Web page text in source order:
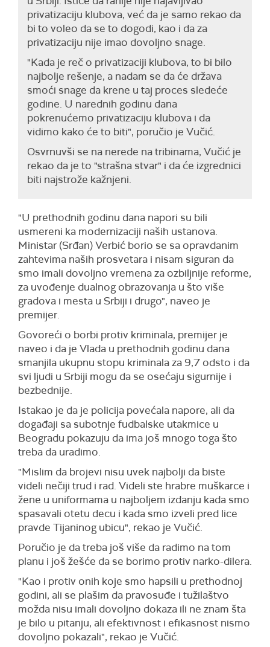
privatizaciju klubova, već da je samo rekao da
bi to voleo da se to dogodi, kao i da za
privatizaciju nije imao dovoljno snage.
"Kada je reč o privatizaciji klubova, to bi bilo
najbolje rešenje, a nadam se da će država
smoći snage da krene u taj proces sledeće
godine. U narednih godinu dana
pokrenućemo privatizaciju klubova i da
vidimo kako će to biti", poručio je Vučić.
Osvrnuvši se na nerede na tribinama, Vučić je
rekao da je to "strašna stvar" i da će izgrednici
biti najstrože kažnjeni.
"U prethodnih godinu dana napori su bili
usmereni ka modernizaciji naših ustanova.
Ministar (Srđan) Verbić borio se sa opravdanim
zahtevima naših prosvetara i nisam siguran da
smo imali dovoljno vremena za ozbiljnije reforme,
za uvođenje dualnog obrazovanja u što više
gradova i mesta u Srbiji i drugo", naveo je
premijer.
Govoreći o borbi protiv kriminala, premijer je
naveo i da je Vlada u prethodnih godinu dana
smanjila ukupnu stopu kriminala za 9,7 odsto i da
svi ljudi u Srbiji mogu da se osećaju sigurnije i
bezbednije.
Istakao je da je policija povećala napore, ali da
događaji sa subotnje fudbalske utakmice u
Beogradu pokazuju da ima još mnogo toga što
treba da uradimo.
"Mislim da brojevi nisu uvek najbolji da biste
videli nečiji trud i rad. Videli ste hrabre muškarce i
žene u uniformama u najboljem izdanju kada smo
spasavali otetu decu i kada smo izveli pred lice
pravde Tijaninog ubicu", rekao je Vučić.
Poručio je da treba još više da radimo na tom
planu i još žešće da se borimo protiv narko-dilera.
"Kao i protiv onih koje smo hapsili u prethodnoj
godini, ali se plašim da pravosuđe i tužilaštvo
možda nisu imali dovoljno dokaza ili ne znam šta
je bilo u pitanju, ali efektivnost i efikasnost nismo
dovoljno pokazali", rekao je Vučić.